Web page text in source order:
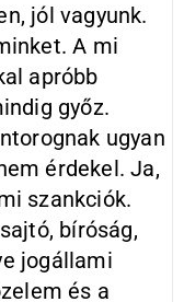
jól vagyunk.
A mi
apróbb
győz.
ugyan
érdekel. Ja,
szankciók.
bíróság,
jogállami
és a